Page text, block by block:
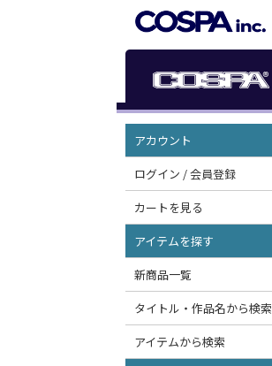
アカウント
ログイン / 会員登録
カートを見る
アイテムを探す
新商品一覧
タイトル・作品名から検索
アイテムから検索